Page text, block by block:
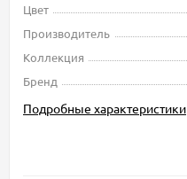
Цвет
Производитель
Коллекция
Бренд
Подробные характеристики